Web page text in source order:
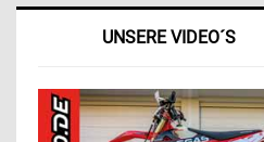
UNSERE VIDEO´S